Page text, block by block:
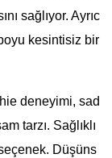
sağlıyor. Ayrıc
kesintisiz bir
deneyimi, sad
tarzı. Sağlıklı
Düşüns